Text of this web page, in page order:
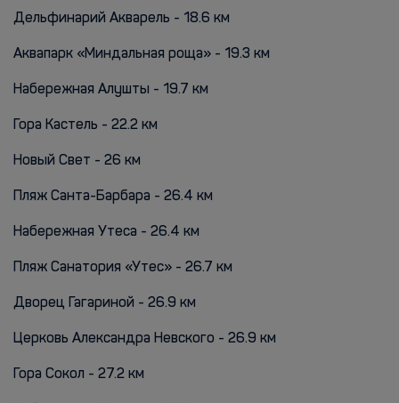
Дельфинарий Акварель - 18.6 км
Аквапарк «Миндальная роща» - 19.3 км
Набережная Алушты - 19.7 км
Гора Кастель - 22.2 км
Новый Свет - 26 км
Пляж Санта-Барбара - 26.4 км
Набережная Утеса - 26.4 км
Пляж Санатория «Утес» - 26.7 км
Дворец Гагариной - 26.9 км
Церковь Александра Невского - 26.9 км
Гора Сокол - 27.2 км